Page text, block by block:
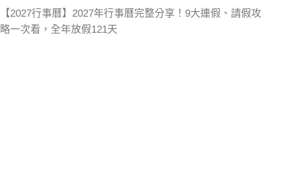
【2027行事曆】2027年行事曆完整分享！9大連假、請假攻
略一次看，全年放假121天